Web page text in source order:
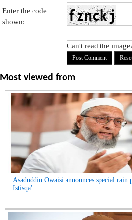
Enter the code
shown:
Can't read the
Most viewed from
Asaduddin Owaisi announces special rain
Istisqa'...